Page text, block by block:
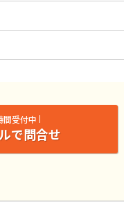
間受付中
で問合せ